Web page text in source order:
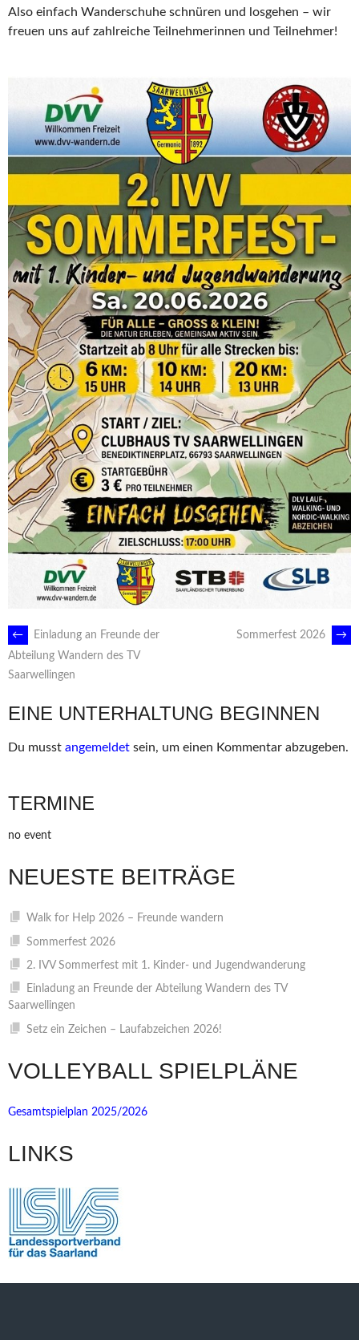
Also einfach Wanderschuhe schnüren und losgehen – wir
freuen uns auf zahlreiche Teilnehmerinnen und Teilnehmer!
ARTIKEL-
NAVIGATION
←
Einladung an Freunde der
Abteilung Wandern des TV
Saarwellingen
Sommerfest 2026 →
EINE UNTERHALTUNG BEGINNEN
Du musst angemeldet sein, um einen Kommentar abzugeben.
TERMINE
no event
NEUESTE BEITRÄGE
Walk for Help 2026 – Freunde wandern
Sommerfest 2026
2. IVV Sommerfest mit 1. Kinder- und Jugendwanderung
Einladung an Freunde der Abteilung Wandern des TV
Saarwellingen
Setz ein Zeichen – Laufabzeichen 2026!
VOLLEYBALL SPIELPLÄNE
Gesamtspielplan 2025/2026
LINKS